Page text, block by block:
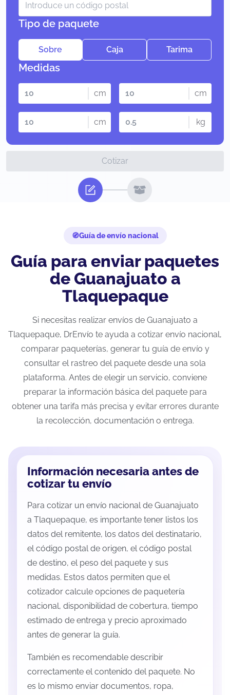
Tipo de paquete
Sobre Caja Tarima
Medidas
cm cm
cm kg
Cotizar
Guía de envío nacional
Guía para enviar paquetes
de Guanajuato a
Tlaquepaque
Si necesitas realizar envíos de Guanajuato a
Tlaquepaque, DrEnvío te ayuda a cotizar envío nacional,
comparar paqueterías, generar tu guía de envío y
consultar el rastreo del paquete desde una sola
plataforma. Antes de elegir un servicio, conviene
preparar la información básica del paquete para
obtener una tarifa más precisa y evitar errores durante
la recolección, documentación o entrega.
Información necesaria antes de
cotizar tu envío
Para cotizar un envío nacional de Guanajuato
a Tlaquepaque, es importante tener listos los
datos del remitente, los datos del destinatario,
el código postal de origen, el código postal
de destino, el peso del paquete y sus
medidas. Estos datos permiten que el
cotizador calcule opciones de paquetería
nacional, disponibilidad de cobertura, tiempo
estimado de entrega y precio aproximado
antes de generar la guía.
También es recomendable describir
correctamente el contenido del paquete. No
es lo mismo enviar documentos, ropa,